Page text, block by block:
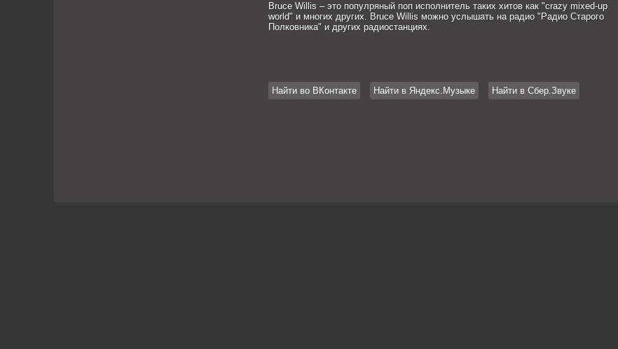
Bruce Willis – это популряный поп исполнитель таких хитов как "crazy mixed-up
world" и многих других. Bruce Willis можно услышать на радио "Радио Старого
Полковника" и других радиостанциях.
Найти во ВКонтакте Найти в Яндекс.Музыке Найти в Сбер.Звуке